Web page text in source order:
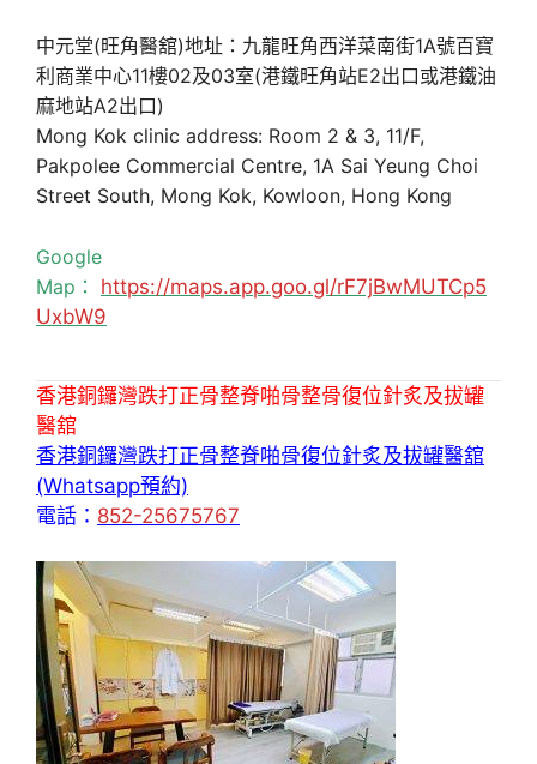
中元堂(旺角醫舘)地址：九龍旺角西洋菜南街1A號百寶
利商業中心11樓02及03室(港鐵旺角站E2出口或港鐵油
麻地站A2出口)
Mong Kok clinic address: Room 2 & 3, 11/F,
Pakpolee Commercial Centre, 1A Sai Yeung Choi
Street South, Mong Kok, Kowloon, Hong Kong
Google
Map： https://maps.app.goo.gl/rF7jBwMUTCp5
UxbW9
香港銅鑼灣跌打正骨整脊啪骨整骨復位針炙及拔罐
醫舘
香港銅鑼灣跌打正骨整脊啪骨復位針炙及拔罐醫舘
(Whatsapp預約)
電話： 852-25675767